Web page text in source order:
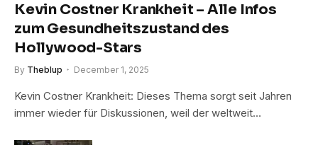
Kevin Costner Krankheit – Alle Infos
zum Gesundheitszustand des
Hollywood-Stars
By Theblup December 1, 2025
Kevin Costner Krankheit: Dieses Thema sorgt seit Jahren
immer wieder für Diskussionen, weil der weltweit…